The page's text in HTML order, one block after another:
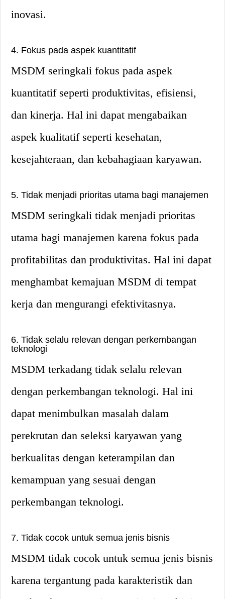
inovasi.
4. Fokus pada aspek kuantitatif
MSDM seringkali fokus pada aspek
kuantitatif seperti produktivitas, efisiensi,
dan kinerja. Hal ini dapat mengabaikan
aspek kualitatif seperti kesehatan,
kesejahteraan, dan kebahagiaan karyawan.
5. Tidak menjadi prioritas utama bagi manajemen
MSDM seringkali tidak menjadi prioritas
utama bagi manajemen karena fokus pada
profitabilitas dan produktivitas. Hal ini dapat
menghambat kemajuan MSDM di tempat
kerja dan mengurangi efektivitasnya.
6. Tidak selalu relevan dengan perkembangan
teknologi
MSDM terkadang tidak selalu relevan
dengan perkembangan teknologi. Hal ini
dapat menimbulkan masalah dalam
perekrutan dan seleksi karyawan yang
berkualitas dengan keterampilan dan
kemampuan yang sesuai dengan
perkembangan teknologi.
7. Tidak cocok untuk semua jenis bisnis
MSDM tidak cocok untuk semua jenis bisnis
karena tergantung pada karakteristik dan